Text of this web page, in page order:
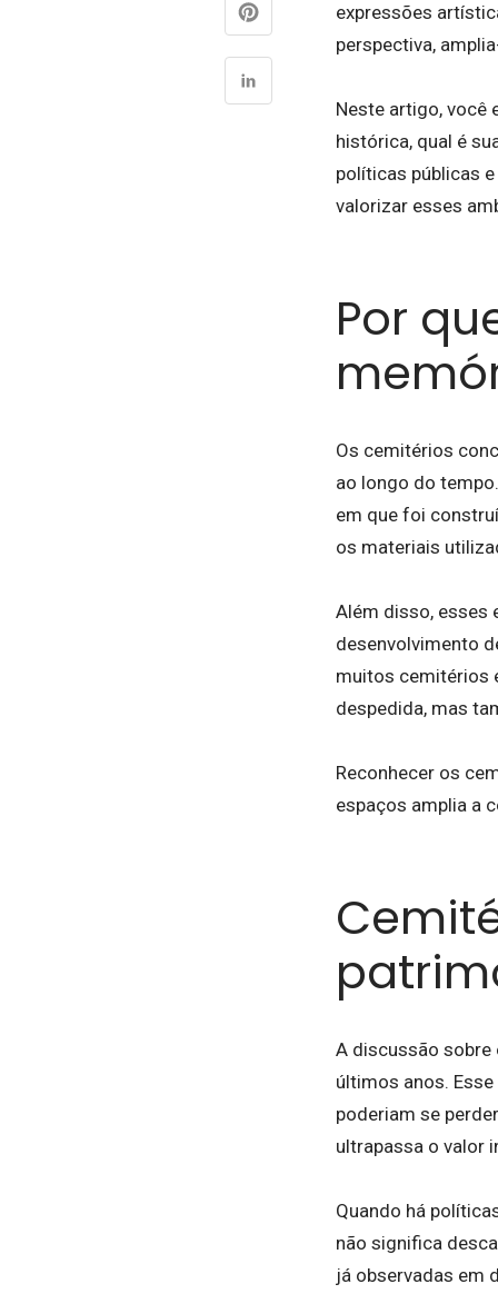
expressões
perspectiva,
Neste artigo, você
histórica, qual é
políticas públicas
valorizar esses
Por
Os cemitérios
ao longo do
em que foi
os materiais
Além disso, esses
desenvolvimento
muitos cemitérios
despedida, mas
Reconhecer os
espaços amplia a
A discussão
últimos anos.
poderiam se
ultrapassa o valor
Quando há
não significa
já observadas em